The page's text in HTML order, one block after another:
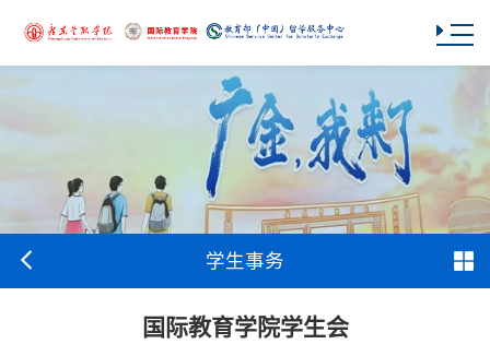
学生事务
国际教育学院学生会